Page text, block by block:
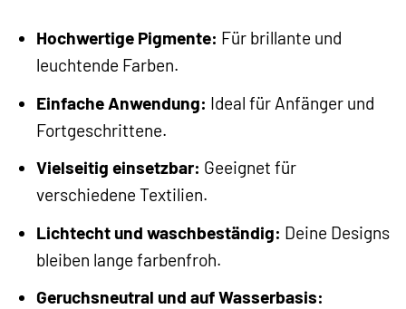
Hochwertige Pigmente: Für brillante und
leuchtende Farben.
Einfache Anwendung: Ideal für Anfänger und
Fortgeschrittene.
Vielseitig einsetzbar: Geeignet für
verschiedene Textilien.
Lichtecht und waschbeständig: Deine Designs
bleiben lange farbenfroh.
Geruchsneutral und auf Wasserbasis: